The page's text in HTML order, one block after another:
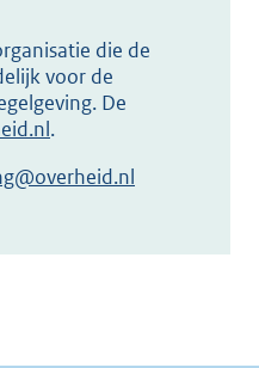
die de
voor de
De
.